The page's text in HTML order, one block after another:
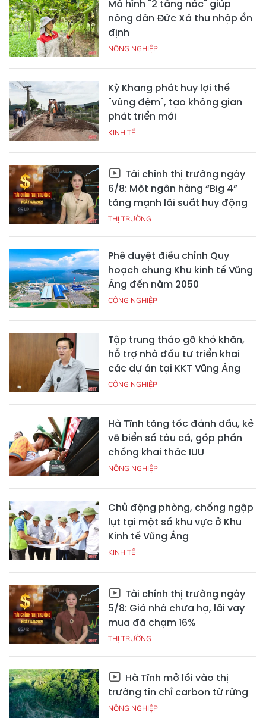
Mô hình "2 tầng nấc" giúp
nông dân Đức Xá thu nhập ổn
định
NÔNG NGHIỆP
Kỳ Khang phát huy lợi thế
"vùng đệm", tạo không gian
phát triển mới
KINH TẾ
Tài chính thị trường ngày
6/8: Một ngân hàng “Big 4”
tăng mạnh lãi suất huy động
THỊ TRƯỜNG
Phê duyệt điều chỉnh Quy
hoạch chung Khu kinh tế Vũng
Áng đến năm 2050
CÔNG NGHIỆP
Tập trung tháo gỡ khó khăn,
hỗ trợ nhà đầu tư triển khai
các dự án tại KKT Vũng Áng
CÔNG NGHIỆP
Hà Tĩnh tăng tốc đánh dấu, kẻ
vẽ biển số tàu cá, góp phần
chống khai thác IUU
NÔNG NGHIỆP
Chủ động phòng, chống ngập
lụt tại một số khu vực ở Khu
Kinh tế Vũng Áng
KINH TẾ
Tài chính thị trường ngày
5/8: Giá nhà chưa hạ, lãi vay
mua đã chạm 16%
THỊ TRƯỜNG
Hà Tĩnh mở lối vào thị
trường tín chỉ carbon từ rừng
NÔNG NGHIỆP